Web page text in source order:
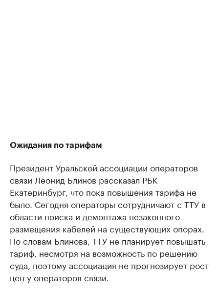
Ожидания по тарифам
Президент Уральской ассоциации операторов
связи Леонид Блинов рассказал РБК
Екатеринбург, что пока повышения тарифа не
было. Сегодня операторы сотрудничают с ТТУ в
области поиска и демонтажа незаконного
размещения кабелей на существующих опорах.
По словам Блинова, ТТУ не планирует повышать
тариф, несмотря на возможность по решению
суда, поэтому ассоциация не прогнозирует рост
цен у операторов связи.